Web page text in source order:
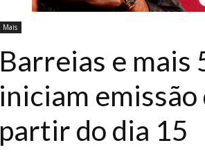
Mais
Barreias e mais
iniciam
partir do dia 15